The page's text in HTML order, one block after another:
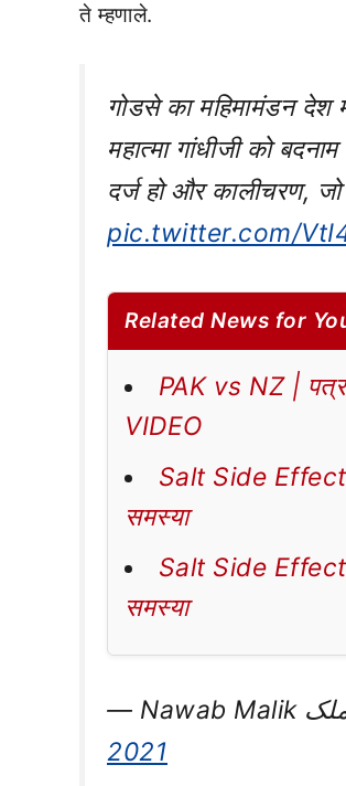
ते म्हणाले.
गोडसे का महिमामंडन
महात्मा गांधीजी को
दर्ज हो और कालीचरण, जो
pic.twitter.com/
Related News for
PAK vs NZ |
VIDEO
Salt Side Effects
समस्या
Salt Side Effects
समस्या
2021